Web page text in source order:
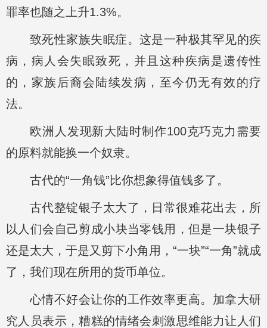
罪率也随之上升1.3%。
致死性家族失眠症。这是一种极其罕见的疾
病，病人会失眠致死，并且这种疾病是遗传性
的，家族后裔会陆续发病，至今仍无有效的疗
法。
欧洲人发现新大陆时制作100克巧克力需要
的原料就能换一个奴隶。
古代的“一角钱”比你想象得值钱多了。
古代整锭银子太大了，日常很难花出去，所
以人们会自己剪成小块当零钱用，但是一块银子
还是太大，于是又剪下小角用，“一块”“一角”就成
了，我们现在所用的货币单位。
心情不好会让你的工作效率更高。加拿大研
究人员表示，糟糕的情绪会刺激思维能力让人们